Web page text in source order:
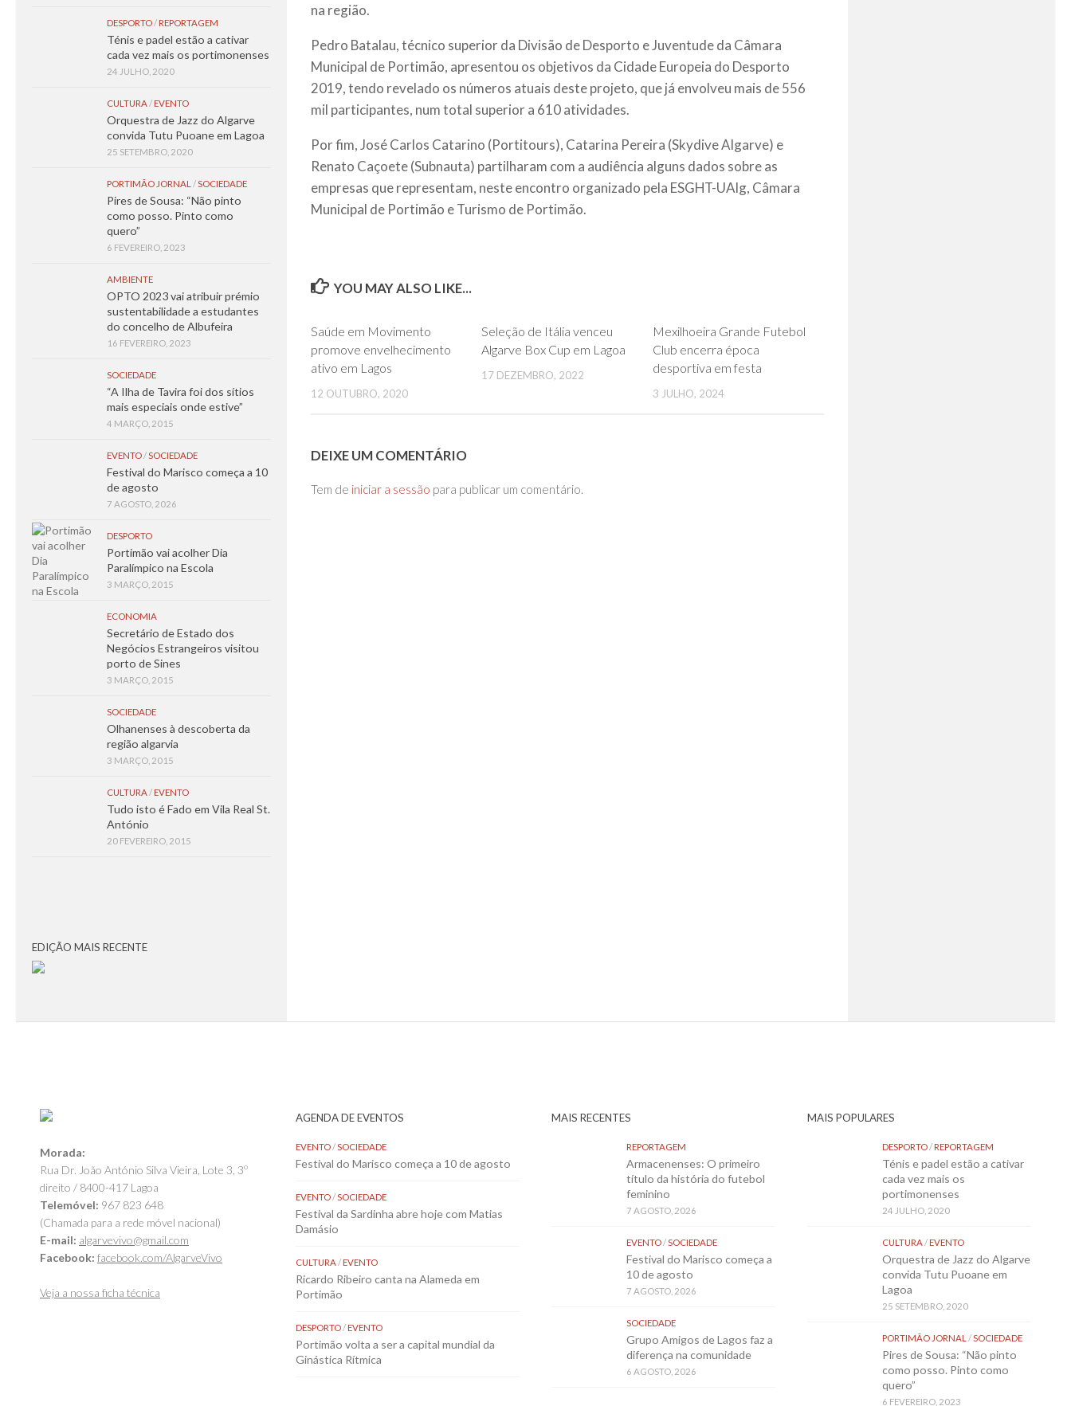
na região.
Pedro Batalau, técnico superior da Divisão de Desporto e Juventude da Câmara
Municipal de Portimão, apresentou os objetivos da Cidade Europeia do Desporto
2019, tendo revelado os números atuais deste projeto, que já envolveu mais de 556
mil participantes, num total superior a 610 atividades.
Por fim, José Carlos Catarino (Portitours), Catarina Pereira (Skydive Algarve) e
Renato Caçoete (Subnauta) partilharam com a audiência alguns dados sobre as
empresas que representam, neste encontro organizado pela ESGHT-UAlg, Câmara
Municipal de Portimão e Turismo de Portimão.
YOU MAY ALSO LIKE...
Saúde em Movimento
promove envelhecimento
ativo em Lagos
12 OUTUBRO, 2020
Seleção de Itália venceu
Algarve Box Cup em Lagoa
17 DEZEMBRO, 2022
Mexilhoeira Grande Futebol
Club encerra época
desportiva em festa
3 JULHO, 2024
DEIXE UM COMENTÁRIO
Tem de iniciar a sessão para publicar um comentário.
DESPORTO/ REPORTAGEM
Ténis e padel estão a cativar
cada vez mais os portimonenses
24 JULHO, 2020
CULTURA/ EVENTO
Orquestra de Jazz do Algarve
convida Tutu Puoane em Lagoa
25 SETEMBRO, 2020
PORTIMÃO JORNAL /SOCIEDADE
Pires de Sousa: “Não pinto
como posso. Pinto como
quero”
6 FEVEREIRO, 2023
AMBIENTE
OPTO 2023 vai atribuir prémio
sustentabilidade a estudantes
do concelho de Albufeira
16 FEVEREIRO, 2023
SOCIEDADE
“A Ilha de Tavira foi dos sítios
mais especiais onde estive”
4 MARÇO, 2015
EVENTO/SOCIEDADE
Festival do Marisco começa a 10
de agosto
7 AGOSTO, 2026
DESPORTO
Portimão vai acolher Dia
Paralímpico na Escola
3 MARÇO, 2015
ECONOMIA
Secretário de Estado dos
Negócios Estrangeiros visitou
porto de Sines
3 MARÇO, 2015
SOCIEDADE
Olhanenses à descoberta da
região algarvia
3 MARÇO, 2015
CULTURA/ EVENTO
Tudo isto é Fado em Vila Real St.
António
20 FEVEREIRO, 2015
EDIÇÃO MAIS RECENTE
Morada:
Rua Dr. João António Silva Vieira, Lote 3, 3º
direito / 8400-417 Lagoa
Telemóvel: 967 823 648
(Chamada para a rede móvel nacional)
E-mail: algarvevivo@gmail.com
Facebook: facebook.com/AlgarveVivo
Veja a nossa ficha técnica
AGENDA DE EVENTOS
EVENTO/SOCIEDADE
Festival do Marisco começa a 10 de agosto
EVENTO/SOCIEDADE
Festival da Sardinha abre hoje com Matias
Damásio
CULTURA/EVENTO
Ricardo Ribeiro canta na Alameda em
Portimão
DESPORTO/EVENTO
Portimão volta a ser a capital mundial da
Ginástica Rítmica
MAIS RECENTES
REPORTAGEM
Armacenenses: O primeiro
título da história do futebol
feminino
7 AGOSTO, 2026
EVENTO/SOCIEDADE
Festival do Marisco começa a
10 de agosto
7 AGOSTO, 2026
SOCIEDADE
Grupo Amigos de Lagos faz a
diferença na comunidade
6 AGOSTO, 2026
MAIS POPULARES
DESPORTO/REPORTAGEM
Ténis e padel estão a cativar
cada vez mais os
portimonenses
24 JULHO, 2020
CULTURA/EVENTO
Orquestra de Jazz do Algarve
convida Tutu Puoane em
Lagoa
25 SETEMBRO, 2020
PORTIMÃO JORNAL /SOCIEDADE
Pires de Sousa: “Não pinto
como posso. Pinto como
quero”
6 FEVEREIRO, 2023